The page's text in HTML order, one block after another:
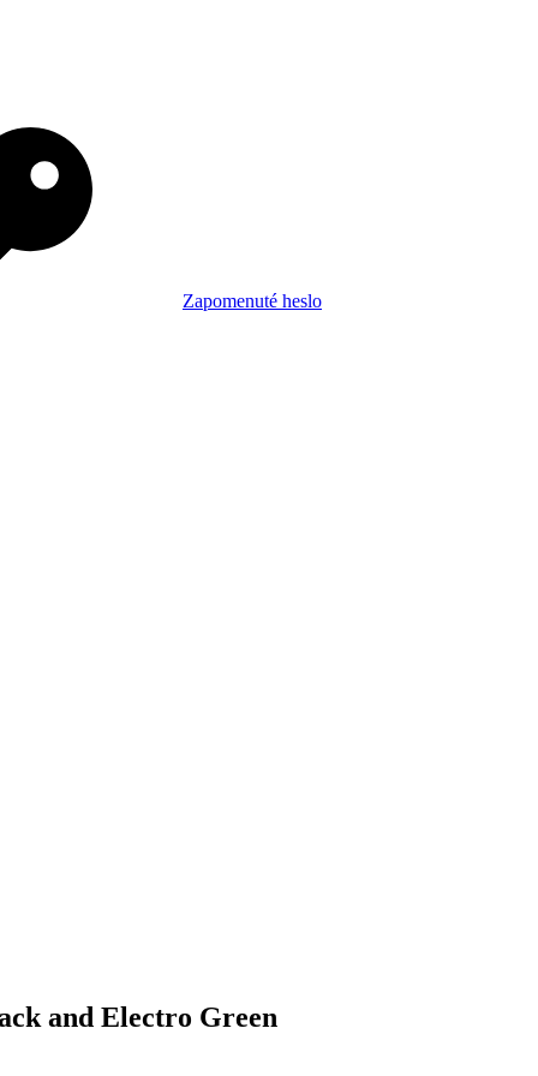
Zapomenuté heslo
and Electro Green